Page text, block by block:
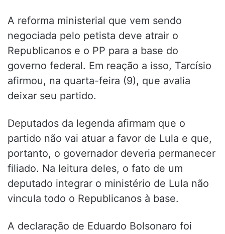
A reforma ministerial que vem sendo
negociada pelo petista deve atrair o
Republicanos e o PP para a base do
governo federal. Em reação a isso, Tarcísio
afirmou, na quarta-feira (9), que avalia
deixar seu partido.
Deputados da legenda afirmam que o
partido não vai atuar a favor de Lula e que,
portanto, o governador deveria permanecer
filiado. Na leitura deles, o fato de um
deputado integrar o ministério de Lula não
vincula todo o Republicanos à base.
A declaração de Eduardo Bolsonaro foi